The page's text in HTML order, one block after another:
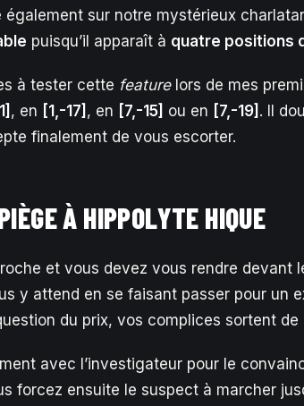
également sur notre mystérieux
puisqu’il apparaît à quatre positions
à tester cette featurelors de mes
, en [1,-17] , en [7,-15] ou en [7,-19] . Il
finalement de vous escorter.
À HIPPOLYTE HIQUE
et vous devez vous rendre devant
y attend en se faisant passer pour un
du prix, vos complices sortent de
avec l’investigateur pour le
forcez ensuite le suspect à marcher